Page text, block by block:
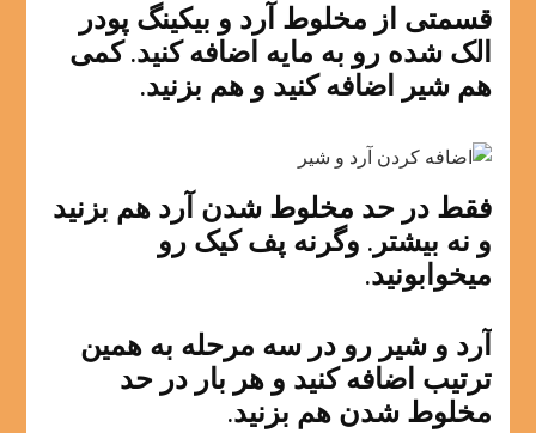
قسمتی از مخلوط آرد و بیکینگ پودر
الک شده رو به مایه اضافه کنید. کمی
هم شیر اضافه کنید و هم بزنید.
فقط در حد مخلوط شدن آرد هم بزنید
و نه بیشتر. وگرنه پف کیک رو
میخوابونید.
آرد و شیر رو در سه مرحله به همین
ترتیب اضافه کنید و هر بار در حد
مخلوط شدن هم بزنید.